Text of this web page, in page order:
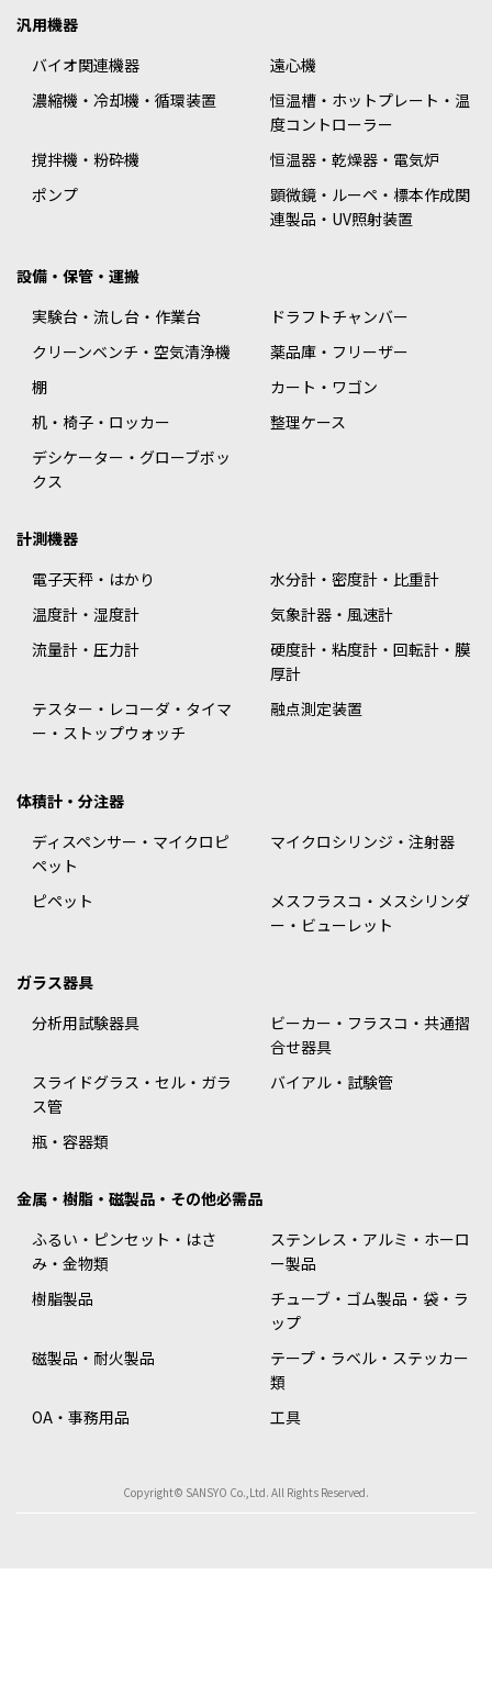
汎用機器
バイオ関連機器
遠心機
濃縮機・冷却機・循環装置
恒温槽・ホットプレート・温
度コントローラー
撹拌機・粉砕機
恒温器・乾燥器・電気炉
ポンプ
顕微鏡・ルーペ・標本作成関
連製品・UV照射装置
設備・保管・運搬
実験台・流し台・作業台
ドラフトチャンバー
クリーンベンチ・空気清浄機
薬品庫・フリーザー
棚
カート・ワゴン
机・椅子・ロッカー
整理ケース
デシケーター・グローブボッ
クス
計測機器
電子天秤・はかり
水分計・密度計・比重計
温度計・湿度計
気象計器・風速計
流量計・圧力計
硬度計・粘度計・回転計・膜
厚計
テスター・レコーダ・タイマ
ー・ストップウォッチ
融点測定装置
体積計・分注器
ディスペンサー・マイクロピ
ペット
マイクロシリンジ・注射器
ピペット
メスフラスコ・メスシリンダ
ー・ビューレット
ガラス器具
分析用試験器具
ビーカー・フラスコ・共通摺
合せ器具
スライドグラス・セル・ガラ
ス管
バイアル・試験管
瓶・容器類
金属・樹脂・磁製品・その他必需品
ふるい・ピンセット・はさ
み・金物類
ステンレス・アルミ・ホーロ
ー製品
樹脂製品
チューブ・ゴム製品・袋・ラ
ップ
磁製品・耐火製品
テープ・ラベル・ステッカー
類
OA・事務用品
工具
Copyright© SANSYO Co.,Ltd. All Rights Reserved.